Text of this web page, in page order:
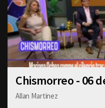
Chismorreo - 06
Allan Martinez